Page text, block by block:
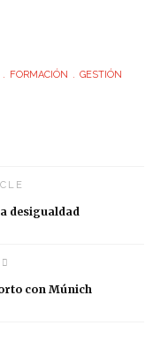
FORMACIÓN
GESTIÓN
desigualdad
con Múnich